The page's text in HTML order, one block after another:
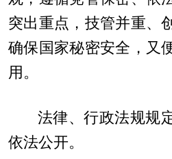
突出重点，技管并重、
确保国家秘密安全，又
用。
法律、行政法规规
依法公开。